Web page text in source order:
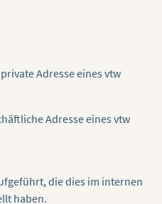
Adresse eines vtw
Adresse eines vtw
die dies im internen
haben.